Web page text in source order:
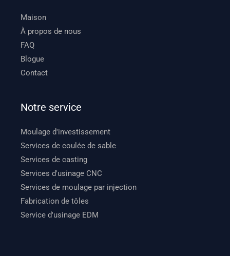
Maison
À propos de nous
FAQ
Blogue
Contact
Notre service
Moulage d'investissement
Services de coulée de sable
Services de casting
Services d'usinage CNC
Services de moulage par injection
Fabrication de tôles
Service d'usinage EDM